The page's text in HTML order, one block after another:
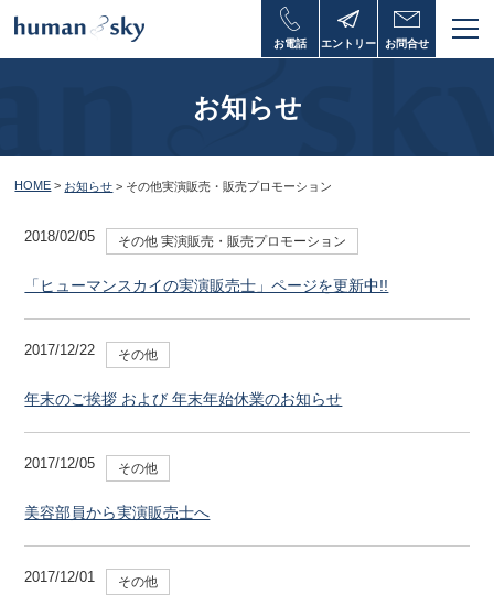
お電話 エントリー お問合せ
お知らせ
HOME > お知らせ > その他実演販売・販売プロモーション
2018/02/05 その他 実演販売・販売プロモーション
「ヒューマンスカイの実演販売士」ページを更新中!!
2017/12/22 その他
年末のご挨拶 および 年末年始休業のお知らせ
2017/12/05 その他
美容部員から実演販売士へ
2017/12/01 その他